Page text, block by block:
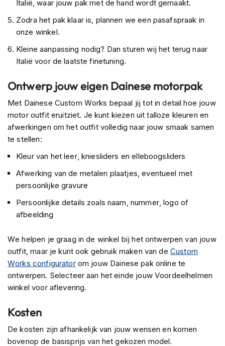
n
E
n
u
r
h
e
l
m
e
n
e
m
e
m
e
o
n
n
e
v
i
i
e
r
Italië, waar jouw pak met de hand wordt gemaakt.
Zodra het pak klaar is, plannen we een pasafspraak in
onze winkel.
Kleine aanpassing nodig? Dan sturen wij het terug naar
Italië voor de laatste finetuning.
Ontwerp jouw eigen Dainese motorpak
Met Dainese Custom Works bepaal jij tot in detail hoe jouw
motor outfit eruitziet. Je kunt kiezen uit talloze kleuren en
afwerkingen om het outfit volledig naar jouw smaak samen
te stellen:
Kleur van het leer, kniesliders en elleboogsliders
Afwerking van de metalen plaatjes, eventueel met
persoonlijke gravure
Persoonlijke details zoals naam, nummer, logo of
afbeelding
We helpen je graag in de winkel bij het ontwerpen van jouw
outfit, maar je kunt ook gebruik maken van de Custom
Works configuratorom jouw Dainese pak online te
ontwerpen. Selecteer aan het einde jouw Voordeelhelmen
winkel voor aflevering.
Kosten
De kosten zijn afhankelijk van jouw wensen en komen
bovenop de basisprijs van het gekozen model.